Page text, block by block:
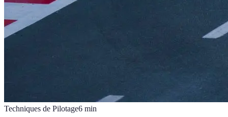
Techniques de Pilotage6 min